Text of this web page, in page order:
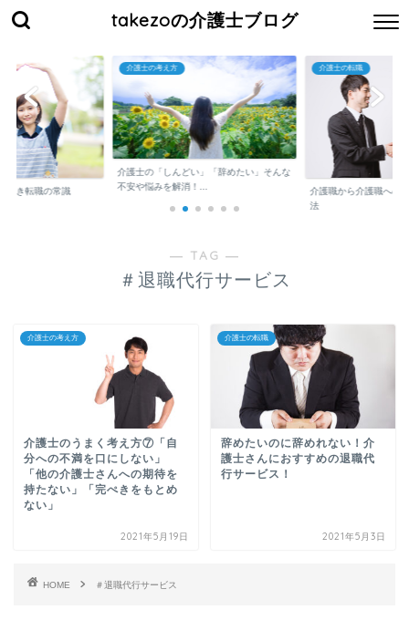
takezoの介護士ブログ
べき転職の常識
介護士の考え方
介護士の「しんどい」「辞めたい」そんな
不安や悩みを解消！...
介護士の転職
介護職から介護職への
法
― TAG ―
＃退職代行サービス
介護士の考え方
介護士のうまく考え方⑦「自
分への不満を口にしない」
「他の介護士さんへの期待を
持たない」「完ぺきをもとめ
ない」
2021年5月19日
介護士の転職
辞めたいのに辞めれない！介
護士さんにおすすめの退職代
行サービス！
2021年5月3日
HOME ＃退職代行サービス